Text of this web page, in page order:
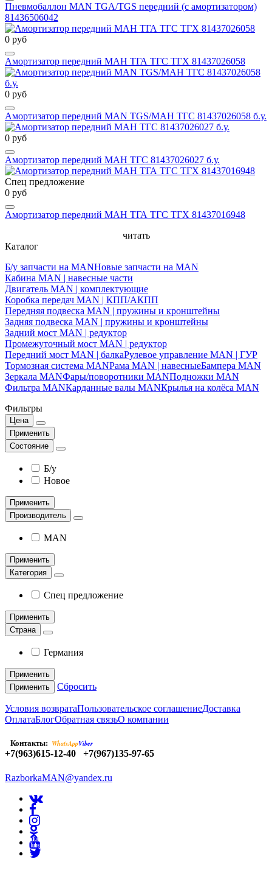
Пневмобаллон MAN TGA/TGS передний (с амортизатором)
81436506042
0 руб
Амортизатор передний МАН ТГА ТГС ТГХ 81437026058
0 руб
Амортизатор передний MAN TGS/МАН ТГС 81437026058 б.у.
0 руб
Амортизатор передний МАН ТГС 81437026027 б.у.
Спец предложение
0 руб
Амортизатор передний МАН ТГА ТГС ТГХ 81437016948
читать
Каталог
Б/у запчасти на MANНовые запчасти на MAN
Кабина MAN | навесные части
Двигатель MAN | комплектующие
Коробка передач MAN | КПП/АКПП
Передняя подвеска MAN | пружины и кронштейны
Задняя подвеска MAN | пружины и кронштейны
Задний мост MAN | редуктор
Промежуточный мост MAN | редуктор
Передний мост MAN | балкаРулевое управление MAN | ГУР
Тормозная система MANРама MAN | навесныеБампера MAN
Зеркала MANФары/поворотники MANПодножки MAN
Фильтра MANКарданные валы MANКрылья на колёса MAN
Фильтры
Цена
Применить
Состояние
Б/у
Новое
Применить
Производитель
MAN
Применить
Категория
Спец предложение
Применить
Страна
Германия
Применить
Применить
Сбросить
Условия возвратаПользовательское соглашениеДоставка
ОплатаБлогОбратная связьО компании
Контакты: WhatsAppViber
+7(963)615-12-40 +7(967)135-97-65
RazborkaMAN@yandex.ru